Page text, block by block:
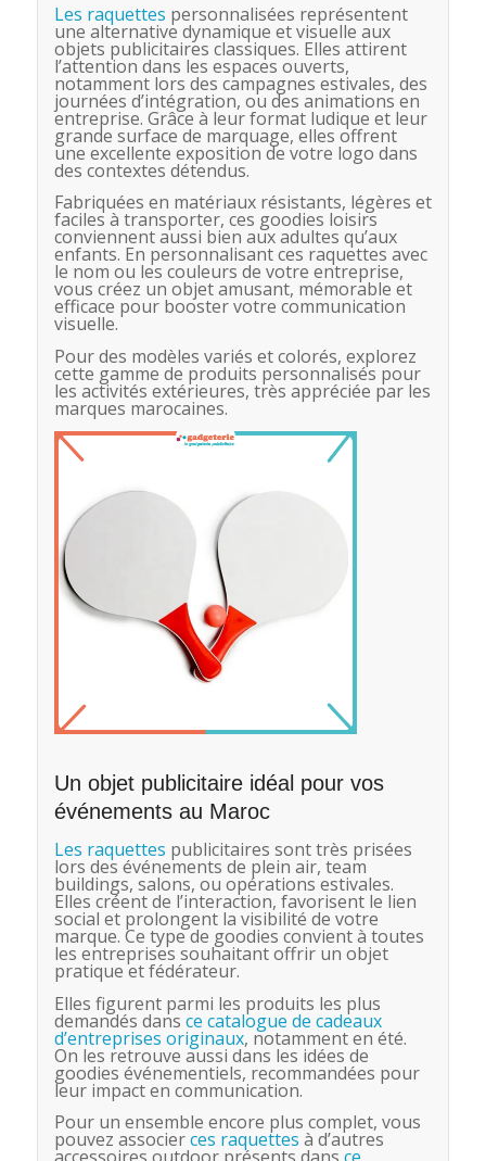
Les raquettes personnalisées représentent
une alternative dynamique et visuelle aux
objets publicitaires classiques. Elles attirent
l’attention dans les espaces ouverts,
notamment lors des campagnes estivales, des
journées d’intégration, ou des animations en
entreprise. Grâce à leur format ludique et leur
grande surface de marquage, elles offrent
une excellente exposition de votre logo dans
des contextes détendus.
Fabriquées en matériaux résistants, légères et
faciles à transporter, ces goodies loisirs
conviennent aussi bien aux adultes qu’aux
enfants. En personnalisant ces raquettes avec
le nom ou les couleurs de votre entreprise,
vous créez un objet amusant, mémorable et
efficace pour booster votre communication
visuelle.
Pour des modèles variés et colorés, explorez
cette gamme de produits personnalisés pour
les activités extérieures, très appréciée par les
marques marocaines.
Un objet publicitaire idéal pour vos
événements au Maroc
Les raquettes publicitaires sont très prisées
lors des événements de plein air, team
buildings, salons, ou opérations estivales.
Elles créent de l’interaction, favorisent le lien
social et prolongent la visibilité de votre
marque. Ce type de goodies convient à toutes
les entreprises souhaitant offrir un objet
pratique et fédérateur.
Elles figurent parmi les produits les plus
demandés dans ce catalogue de cadeaux
d’entreprises originaux, notamment en été.
On les retrouve aussi dans les idées de
goodies événementiels, recommandées pour
leur impact en communication.
Pour un ensemble encore plus complet, vous
pouvez associerces raquettes à d’autres